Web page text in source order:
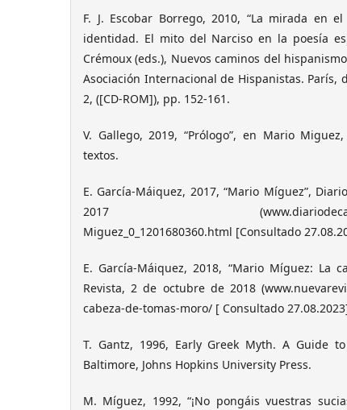
F. J. Escobar Borrego, 2010, “La mirada en
identidad. El mito del Narciso en la poesía
Crémoux (eds.), Nuevos caminos del
Asociación Internacional de Hispanistas. París,
2, ([CD-ROM]), pp. 152-161.
V. Gallego, 2019, “Prólogo”, en Mario
textos.
E. García-Máiquez, 2017, “Mario Míguez”,
2017 (www.diariodecadiz.es/
Miguez_0_1201680360.html [Consultado
E. García-Máiquez, 2018, “Mario Míguez: La
Revista, 2 de octubre de 2018
cabeza-de-tomas-moro/ [ Consultado
T. Gantz, 1996, Early Greek Myth. A Guide
Baltimore, Johns Hopkins University Press.
M. Míguez, 1992, “¡No pongáis vuestras